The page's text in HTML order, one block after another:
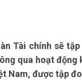
Tài chính sẽ
qua hoạt
Nam, được tập